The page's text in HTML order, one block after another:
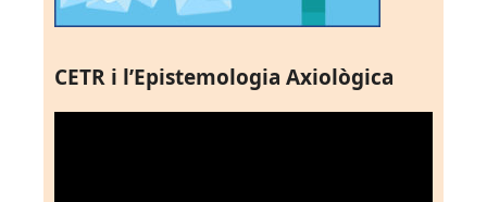
CETR i l’Epistemologia Axiològica